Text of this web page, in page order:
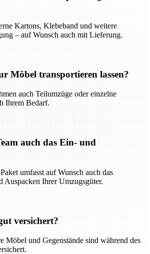
Kartons, Klebeband und weitere
– auf Wunsch auch mit Lieferung.
Möbel transportieren lassen?
auch Teilumzüge oder einzelne
Ihrem Bedarf.
auch das Ein- und
umfasst auf Wunsch auch das
Auspacken Ihrer Umzugsgüter.
versichert?
Möbel und Gegenstände sind während des